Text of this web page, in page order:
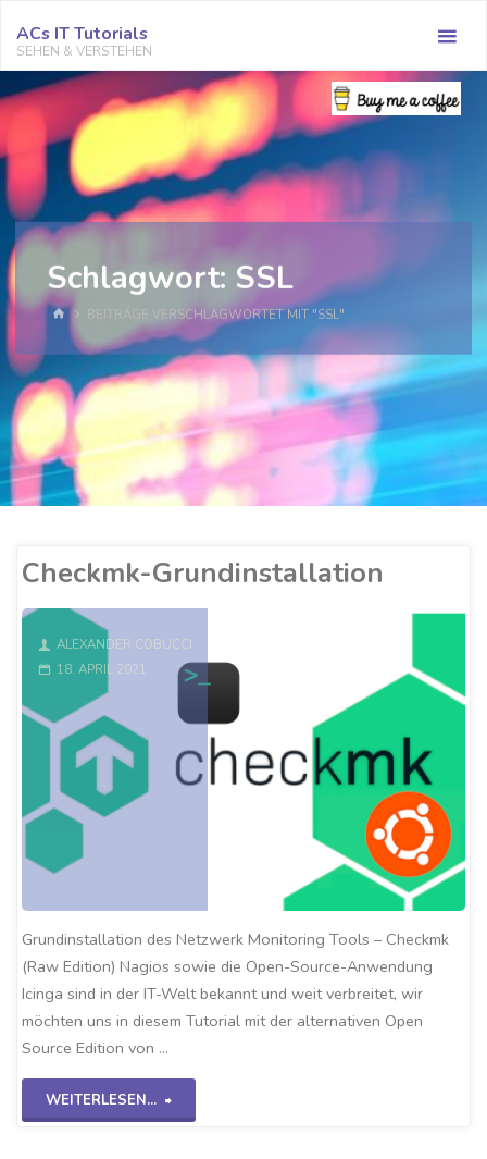
Inhalt
springen
ACs IT Tutorials
SEHEN & VERSTEHEN
Schlagwort: SSL
STARTBEITRÄGE VERSCHLAGWORTET MIT "SSL"
Checkmk-Grundinstallation
ALEXANDER COBUCCI
18. APRIL 2021
Grundinstallation des Netzwerk Monitoring Tools – Checkmk
(Raw Edition) Nagios sowie die Open-Source-Anwendung
Icinga sind in der IT-Welt bekannt und weit verbreitet, wir
möchten uns in diesem Tutorial mit der alternativen Open
Source Edition von …
WEITERLESEN...
"Checkmk-